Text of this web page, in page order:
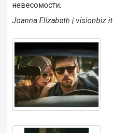
невесомости.
Joanna Elizabeth | visionbiz.it